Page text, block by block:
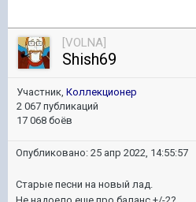
[VOLNA]
Shish69
Участник, Коллекционер
2 067 публикаций
17 068 боёв
Опубликовано: 25 апр 2022, 14:55:57
Старые песни на новый лад.